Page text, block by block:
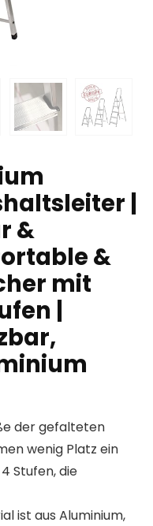
|
&
&
mit
|
der gefalteten
wenig Platz ein
Stufen, die
ist aus Aluminium,